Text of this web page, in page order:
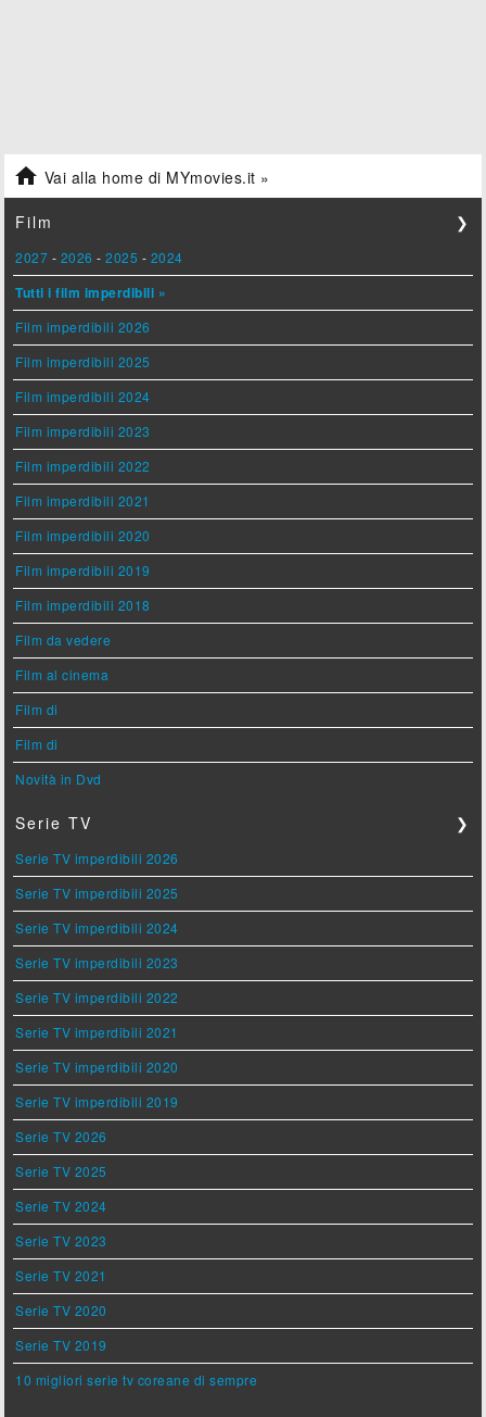
 Vai alla home di MYmovies.it »
Film ❯
2027 - 2026 -2025 - 2024
Tutti i film imperdibili »
Film imperdibili 2026
Film imperdibili 2025
Film imperdibili 2024
Film imperdibili 2023
Film imperdibili 2022
Film imperdibili 2021
Film imperdibili 2020
Film imperdibili 2019
Film imperdibili 2018
Film da vedere
Film al cinema
Film di
Film di
Novità in Dvd
Serie TV ❯
Serie TV imperdibili 2026
Serie TV imperdibili 2025
Serie TV imperdibili 2024
Serie TV imperdibili 2023
Serie TV imperdibili 2022
Serie TV imperdibili 2021
Serie TV imperdibili 2020
Serie TV imperdibili 2019
Serie TV 2026
Serie TV 2025
Serie TV 2024
Serie TV 2023
Serie TV 2021
Serie TV 2020
Serie TV 2019
10 migliori serie tv coreane di sempre